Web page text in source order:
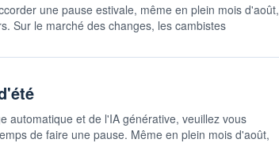
une pause estivale, même en plein mois d'août,
Sur le marché des changes, les cambistes
automatique et de l'IA générative, veuillez vous
de faire une pause. Même en plein mois d'août,